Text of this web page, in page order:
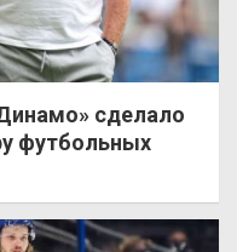
сделало
футбольных